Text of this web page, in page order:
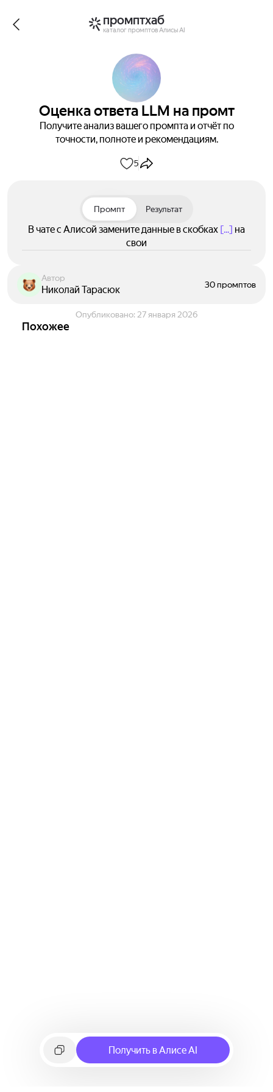
промптхаб
каталог промптов Алисы AI
Оценка ответа LLM на промт
Получите анализ вашего промпта и отчёт по
точности, полноте и рекомендациям.
5
Промпт Результат
В чате с Алисой замените данные в скобках [...] на
свои
Автор
Николай Тарасюк 30 промптов
Опубликовано: 27 января 2026
Похожее
Получить в Алисе AI